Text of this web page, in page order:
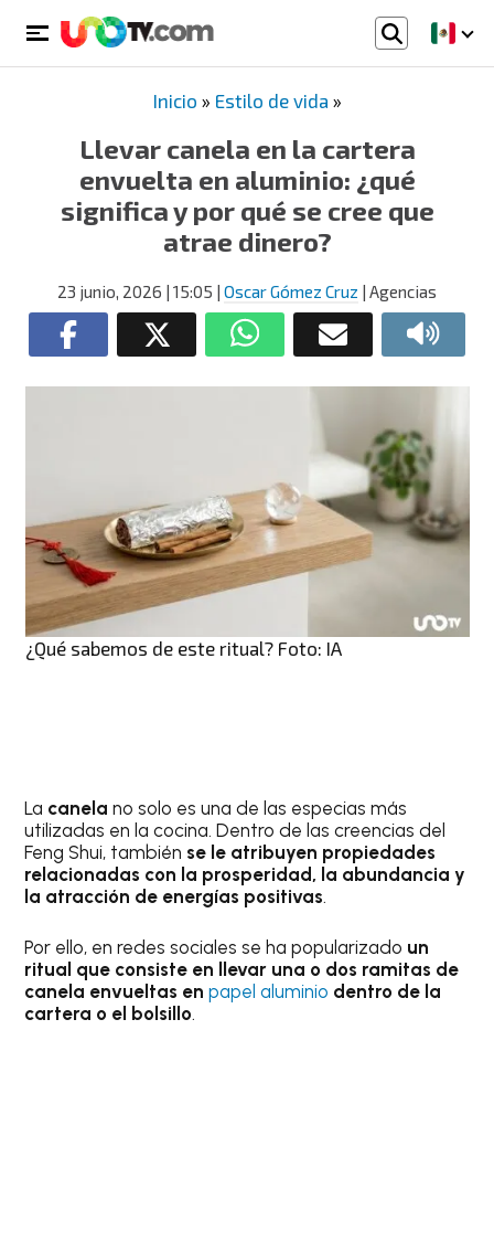
Inicio » Estilo de vida »
Llevar canela en la cartera
envuelta en aluminio: ¿qué
significa y por qué se cree que
atrae dinero?
23 junio, 2026 | 15:05 | Oscar Gómez Cruz | Agencias
¿Qué sabemos de este ritual? Foto: IA
La canelano solo es una de las especias más
utilizadas en la cocina. Dentro de las creencias del
Feng Shui, también se le atribuyen propiedades
relacionadas con la prosperidad, la abundancia y
la atracción de energías positivas.
Por ello, en redes sociales se ha popularizado un
ritual que consiste en llevar una o dos ramitas de
canela envueltas enpapel aluminio dentro de la
cartera o el bolsillo.